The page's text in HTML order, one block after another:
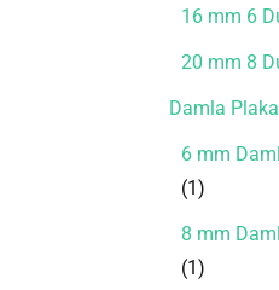
16 mm 6
20 mm 8
Damla
6 mm
1
8 mm
1